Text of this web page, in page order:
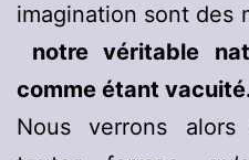
imagination sont des
notre véritable
comme étant
Nous verrons